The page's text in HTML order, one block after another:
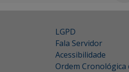
LGPD
Fala Servidor
Acessibilidade
Ordem Cronológica